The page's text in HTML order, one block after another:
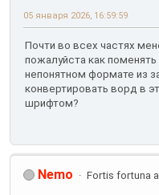
05 января 2026, 16:59:59
Почти во всех частях
пожалуйста как
непонятном формате из
конвертировать ворд в
шрифтом?
Nemo Fortis fortuna